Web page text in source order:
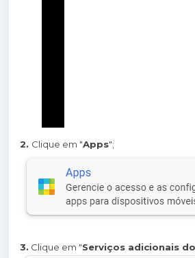
2. Clique em "Apps";
3. Clique em "Serviços adicionais